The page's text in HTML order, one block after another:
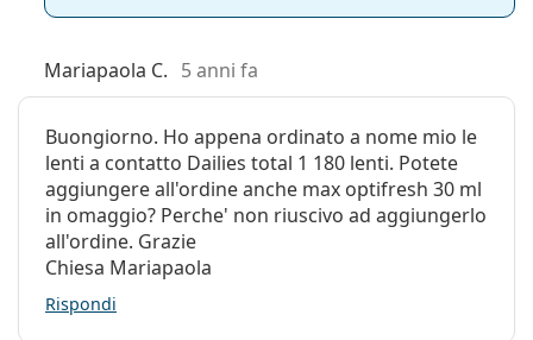
soffre dimiopiaoipermetropia
che non richiedono alcuna manutenzione
ha occhi sensibili oocchi secchi.
utilizza le lenti a contatto solo occasionalmente, ad
esempio durante la pratica di sport, per i viaggi o in
occasioni speciali.
Domande frequenti sulle DAILIES Total
Peso:
440 g
Altro
Categorie:
Lenti giornaliere
Silicone-idrogel
Lenti a contatto
Lenti sferiche e asferiche
Mariapaola C. 5 anni fa
Buongiorno. Ho appena ordinato a nome mio le
lenti a contatto Dailies total 1 180 lenti. Potete
aggiungere all'ordine anche max optifresh 30 ml
in omaggio? Perche' non riuscivo ad aggiungerlo
all'ordine. Grazie
Chiesa Mariapaola
Rispondi